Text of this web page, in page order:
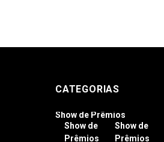
CATEGORIAS
Show de Prêmios
Show de
Prêmios
Show de
Prêmios